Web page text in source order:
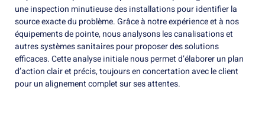
une inspection minutieuse des installations pour identifier la
source exacte du problème. Grâce à notre expérience et à nos
équipements de pointe, nous analysons les canalisations et
autres systèmes sanitaires pour proposer des solutions
efficaces. Cette analyse initiale nous permet d’élaborer un plan
d’action clair et précis, toujours en concertation avec le client
pour un alignement complet sur ses attentes.